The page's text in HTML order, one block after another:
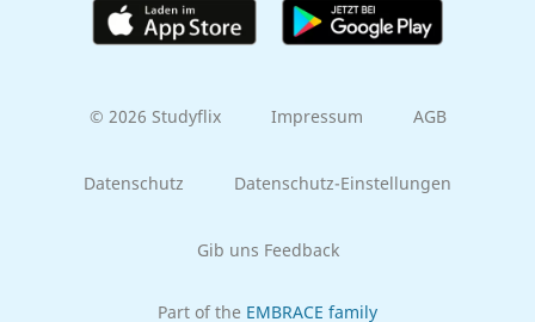
© 2026 Studyflix Impressum AGB
Datenschutz Datenschutz-Einstellungen
Gib uns Feedback
Part of the EMBRACE family